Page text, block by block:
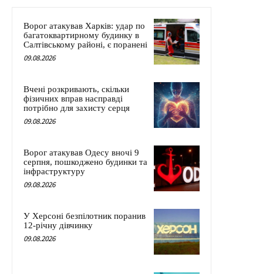
Ворог атакував Харків: удар по
багатоквартирному будинку в
Салтівському районі, є поранені
09.08.2026
Вчені розкривають, скільки
фізичних вправ насправді
потрібно для захисту серця
09.08.2026
Ворог атакував Одесу вночі 9
серпня, пошкоджено будинки та
інфраструктуру
09.08.2026
У Херсоні безпілотник поранив
12-річну дівчинку
09.08.2026